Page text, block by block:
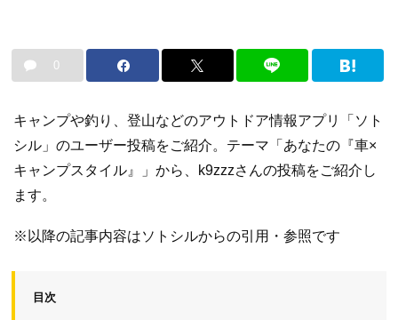
0
キャンプや釣り、登山などのアウトドア情報アプリ「ソト
シル」のユーザー投稿をご紹介。テーマ「あなたの『車×
キャンプスタイル』」から、k9zzzさんの投稿をご紹介し
ます。
※以降の記事内容はソトシルからの引用・参照です
目次